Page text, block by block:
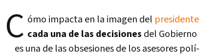
C ómo impacta en la imagen del presidente
cada una de las decisiones del Gobierno
es una de las obsesiones de los asesores polí­